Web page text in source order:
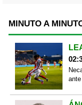
MINUTO A